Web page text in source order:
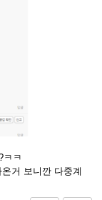
ㅋㅋ
거 보니깐 다중계